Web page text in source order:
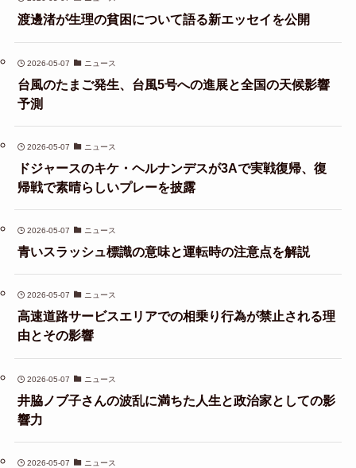
渡邊渚が生理の貧困について語る新エッセイを公開
2026-05-07 ニュース
台風のたまご発生、台風5号への進展と全国の天候影響
予測
2026-05-07 ニュース
ドジャースのキケ・ヘルナンデスが3Aで実戦復帰、復
帰戦で素晴らしいプレーを披露
2026-05-07 ニュース
青いスラッシュ標識の意味と運転時の注意点を解説
2026-05-07 ニュース
高速道路サービスエリアでの相乗り行為が禁止される理
由とその影響
2026-05-07 ニュース
井脇ノブ子さんの波乱に満ちた人生と政治家としての影
響力
2026-05-07 ニュース